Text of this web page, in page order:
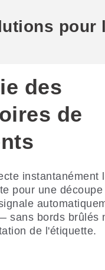
pour
des
de
instantanément
pour une
sans bords brûlés
de l'étiquette.